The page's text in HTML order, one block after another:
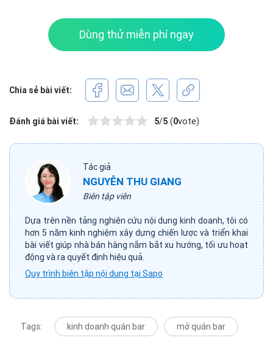
Dùng thử miễn phí ngay
Chia sẻ bài viết:
Đánh giá bài viết: 5/5 (0vote)
Tác giả
NGUYỄN THU GIANG
Biên tập viên
Dựa trên nền tảng nghiên cứu nội dung kinh doanh, tôi có
hơn 5 năm kinh nghiệm xây dựng chiến lược và triển khai
bài viết giúp nhà bán hàng nắm bắt xu hướng, tối ưu hoạt
động và ra quyết định hiệu quả.
Quy trình biên tập nội dung tại Sapo
Tags: kinh doanh quán bar mở quán bar